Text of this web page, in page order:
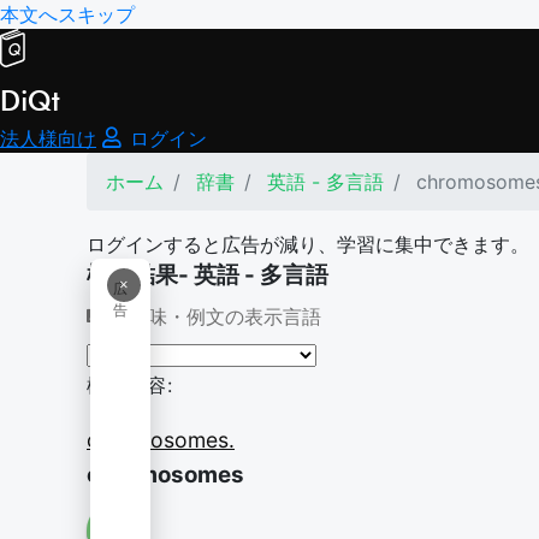
本文へスキップ
DiQt
法人様向け
ログイン
ホーム
辞書 英語 - 多言語
ログインすると広告が減り、学習に集中できます。
×
広
告
検索結果- 英語 - 多言語
意味・例文の表示言語
検索内容:
chromosomes.
chromosomes